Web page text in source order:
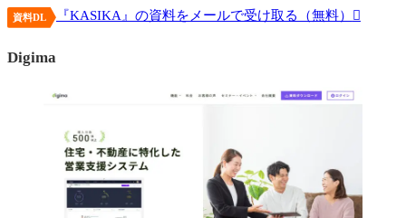
資料DL 『KASIKA』の資料をメールで受け取る（無料）
Digima